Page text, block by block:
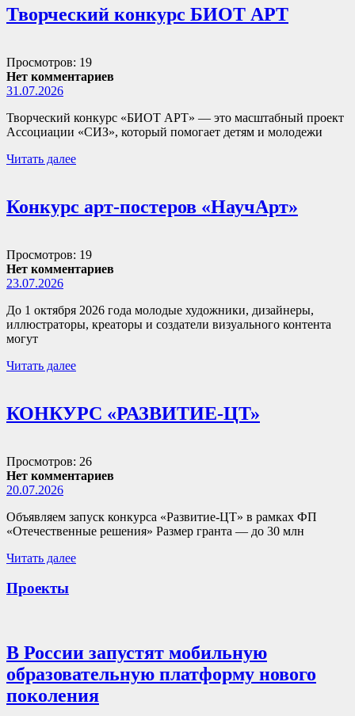
Творческий конкурс БИОТ АРТ
Просмотров: 19
Нет комментариев
31.07.2026
Творческий конкурс «БИОТ АРТ» — это масштабный проект
Ассоциации «СИЗ», который помогает детям и молодежи
Читать далее
Конкурс арт-постеров «НаучАрт»
Просмотров: 19
Нет комментариев
23.07.2026
До 1 октября 2026 года молодые художники, дизайнеры,
иллюстраторы, креаторы и создатели визуального контента
могут
Читать далее
КОНКУРС «РАЗВИТИЕ-ЦТ»
Просмотров: 26
Нет комментариев
20.07.2026
Объявляем запуск конкурса «Развитие-ЦТ» в рамках ФП
«Отечественные решения» Размер гранта — до 30 млн
Читать далее
Проекты
В России запустят мобильную
образовательную платформу нового
поколения